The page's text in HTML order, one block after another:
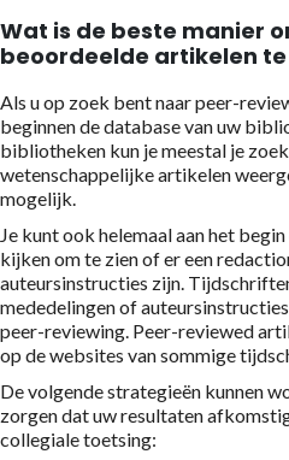
Wat is de beste manier
beoordeelde artikelen te
Als u op zoek bent naar peer-
beginnen de database van uw
bibliotheken kun je meestal je
wetenschappelijke artikelen
mogelijk.
Je kunt ook helemaal aan het
kijken om te zien of er een
auteursinstructies zijn.
mededelingen of
peer-reviewing. Peer-reviewed
op de websites van sommige
De volgende strategieën kunnen
zorgen dat uw resultaten
collegiale toetsing: